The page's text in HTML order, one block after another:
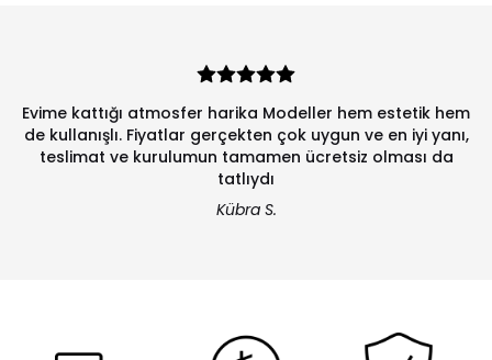
Evime kattığı atmosfer harika Modeller hem estetik hem
de kullanışlı. Fiyatlar gerçekten çok uygun ve en iyi yanı,
teslimat ve kurulumun tamamen ücretsiz olması da
tatlıydı
Kübra S.